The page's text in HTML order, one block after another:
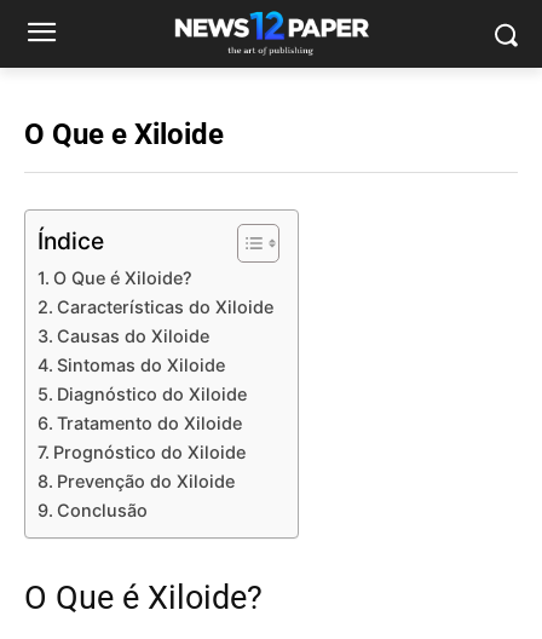
O Que e Xiloide
Índice
O Que é Xiloide?
Características do Xiloide
Causas do Xiloide
Sintomas do Xiloide
Diagnóstico do Xiloide
Tratamento do Xiloide
Prognóstico do Xiloide
Prevenção do Xiloide
Conclusão
O Que é Xiloide?